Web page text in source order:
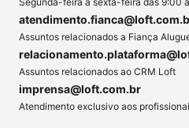
Assuntos relacionados a Fiança
Assuntos relacionados ao CRM Loft
imprensa@loft.com.br
Atendimento exclusivo aos